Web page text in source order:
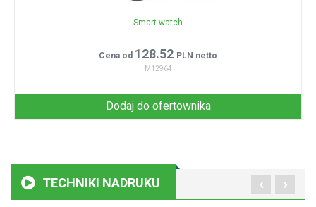
Smart watch
Cena od 128.52 PLN netto
M12964
Dodaj do ofertownika
TECHNIKI NADRUKU ‹ ›